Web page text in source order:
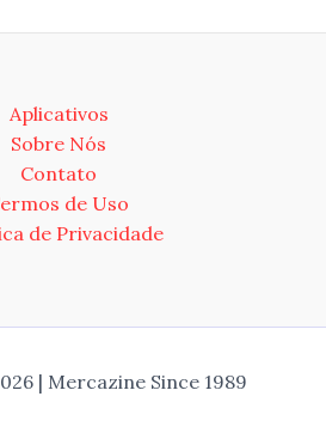
Aplicativos
Sobre Nós
Contato
de Uso
de Privacidade
| Mercazine Since 1989